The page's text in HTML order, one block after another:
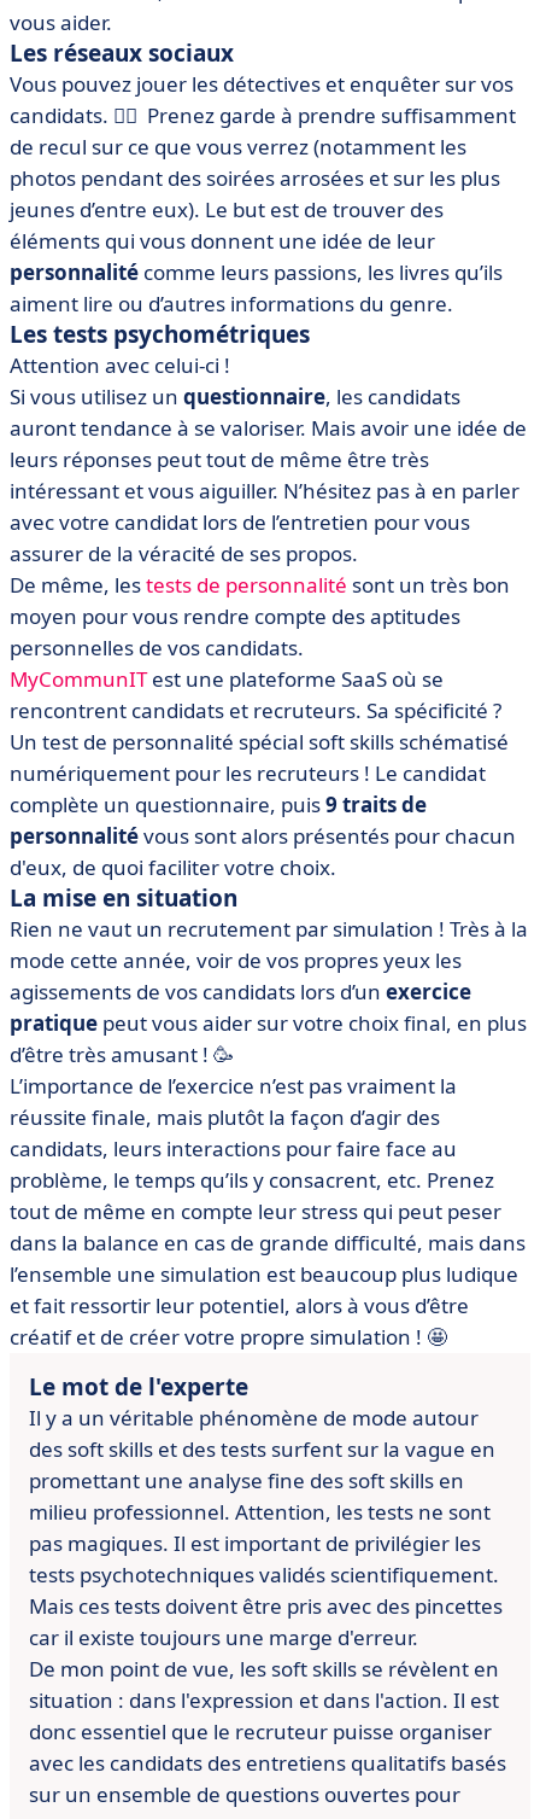
vous aider.
Les réseaux sociaux
Vous pouvez jouer les détectives et enquêter sur vos
candidats. 🕵️‍♀️ Prenez garde à prendre suffisamment
de recul sur ce que vous verrez (notamment les
photos pendant des soirées arrosées et sur les plus
jeunes d’entre eux). Le but est de trouver des
éléments qui vous donnent une idée de leur
personnalité comme leurs passions, les livres qu’ils
aiment lire ou d’autres informations du genre.
Les tests psychométriques
Attention avec celui-ci !
Si vous utilisez un questionnaire, les candidats
auront tendance à se valoriser. Mais avoir une idée de
leurs réponses peut tout de même être très
intéressant et vous aiguiller. N’hésitez pas à en parler
avec votre candidat lors de l’entretien pour vous
assurer de la véracité de ses propos.
De même, lestests de personnalité sont un très bon
moyen pour vous rendre compte des aptitudes
personnelles de vos candidats.
MyCommunITest une plateforme SaaS où se
rencontrent candidats et recruteurs. Sa spécificité ?
Un test de personnalité spécial soft skills schématisé
numériquement pour les recruteurs ! Le candidat
complète un questionnaire, puis9 traits de
personnalitévous sont alors présentés pour chacun
d'eux, de quoi faciliter votre choix.
La mise en situation
Rien ne vaut un recrutement par simulation ! Très à la
mode cette année, voir de vos propres yeux les
agissements de vos candidats lors d’un exercice
pratique peut vous aider sur votre choix final, en plus
d’être très amusant ! 🥳
L’importance de l’exercice n’est pas vraiment la
réussite finale, mais plutôt la façon d’agir des
candidats, leurs interactions pour faire face au
problème, le temps qu’ils y consacrent, etc. Prenez
tout de même en compte leur stress qui peut peser
dans la balance en cas de grande difficulté, mais dans
l’ensemble une simulation est beaucoup plus ludique
et fait ressortir leur potentiel, alors à vous d’être
créatif et de créer votre propre simulation ! 🤩
Le mot de l'experte
Il y a un véritable phénomène de mode autour
des soft skills et destests surfent sur la vague en
promettant une analyse fine des soft skills en
milieu professionnel. Attention, les tests ne sont
pas magiques. Il est important de privilégier les
tests psychotechniques validés scientifiquement.
Mais ces tests doivent être pris avec des pincettes
car il existe toujours une marge d'erreur.
De mon point de vue, les soft skills se révèlent en
situation : dans l'expression et dans l'action. Il est
donc essentiel que le recruteur puisse organiser
avec les candidats des entretiens qualitatifs basés
sur un ensemble de questions ouvertes pour